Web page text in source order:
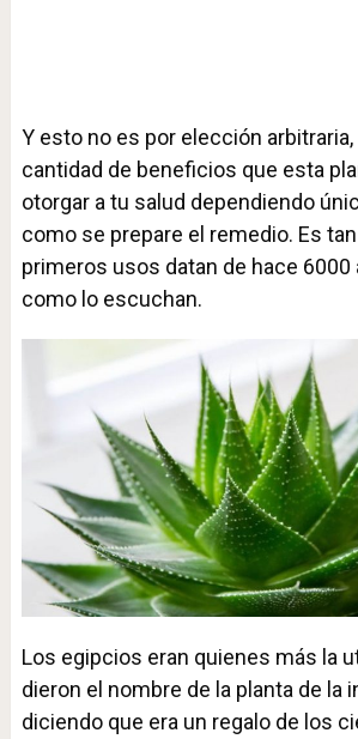
Y esto no es por elección arbitraria,
cantidad de beneficios que esta
otorgar a tu salud dependiendo
como se prepare el remedio. Es
primeros usos datan de hace 6000
como lo escuchan.
Los egipcios eran quienes más la
dieron el nombre de la planta de la
diciendo que era un regalo de los